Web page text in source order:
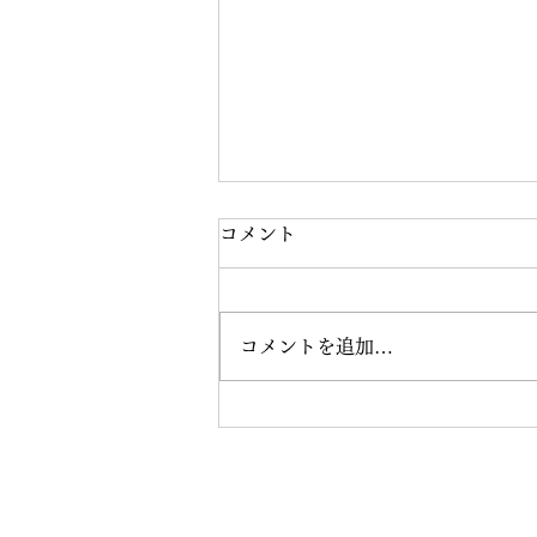
福岡・大野城市でカイロ｜胃
コメント
コメントを追加…